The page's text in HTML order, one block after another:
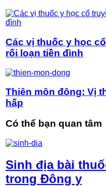
Các vị thuốc y học
rối loạn tiền đình
Thiên môn đông: Vị
hấp
Có thể bạn quan tâm
Sinh địa bài
trong Đông y